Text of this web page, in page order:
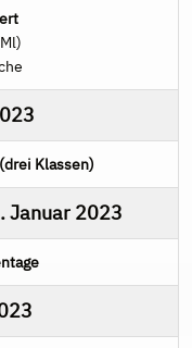
Klassen)
Januar 2023